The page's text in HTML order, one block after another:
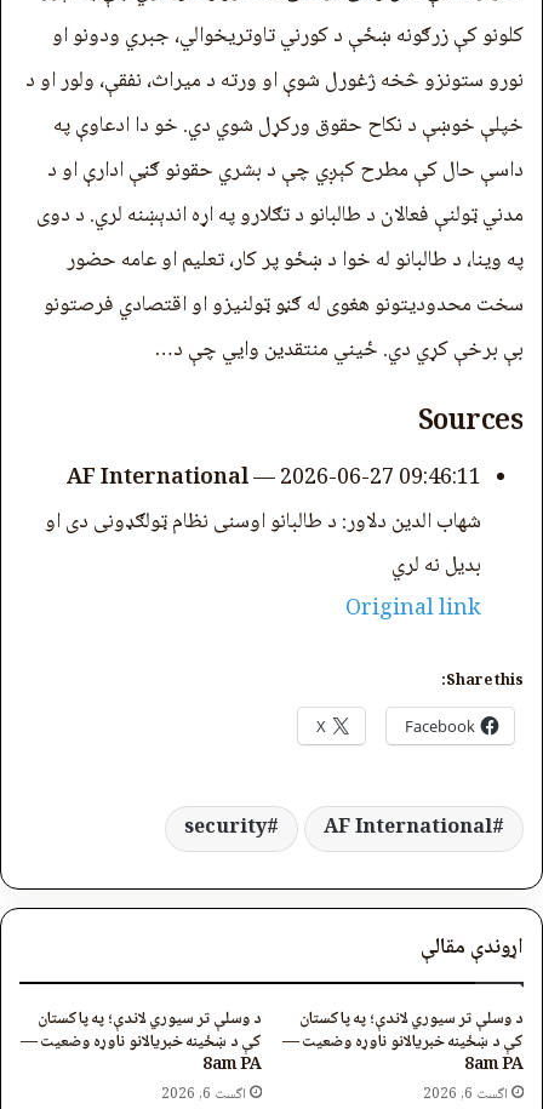
کلونو کې زرګونه ښځې د کورني تاوتریخوالي، جبري ودونو او
نورو ستونزو څخه ژغورل شوې او ورته د میراث، نفقې، ولور او د
خپلې خوښې د نکاح حقوق ورکړل شوي دي. خو دا ادعاوې په
داسې حال کې مطرح کېږي چې د بشري حقونو ګڼې ادارې او د
مدني ټولنې فعالان د طالبانو د تګلارو په اړه اندېښنه لري. د دوی
په وینا، د طالبانو له خوا د ښځو پر کار، تعلیم او عامه حضور
سخت محدودیتونو هغوی له ګڼو ټولنیزو او اقتصادي فرصتونو
بې برخې کړي دي. ځیني منتقدین وایي چې د…
Sources
AF International—2026-06-27 09:46:11
شهاب الدین دلاور: د طالبانو اوسنی نظام ټولګډونی دی او
بدیل نه لري
Original link
Share this:
Facebook
X
AF International
security
اړوندې مقالې
د وسلې تر سیوري لاندې؛ په پاکستان
کې د ښځینه خبریالانو ناوړه وضعیت —
8am PA
اگست 6, 2026
د وسلې تر سیوري لاندې؛ په پاکستان
کې د ښځینه خبریالانو ناوړه وضعیت —
8am PA
اگست 6, 2026